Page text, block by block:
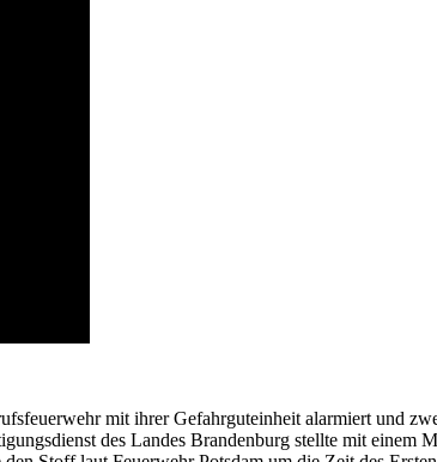
mit ihrer Gefahrguteinheit alarmiert und
des Landes Brandenburg stellte mit einem